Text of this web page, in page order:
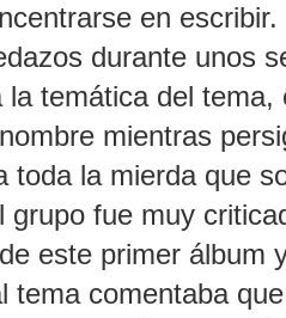
en escribir.
durante unos
la temática del
mientras
toda la mierda que
grupo fue muy
este primer álbum
tema comentaba